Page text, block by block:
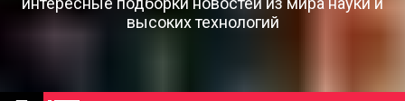
высоких технологий